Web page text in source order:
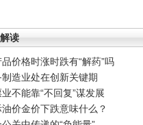
读
品价格时涨时跌有“解药”吗
造业处在创新关键期
不能靠“不回复”谋发展
油价金价下跌意味什么？